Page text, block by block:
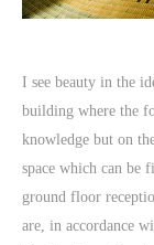
I see beauty in the
building where the
knowledge but on
space which can be
ground floor
are, in accordance